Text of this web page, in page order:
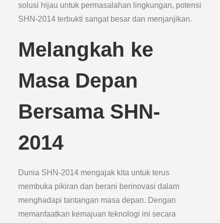
solusi hijau untuk permasalahan lingkungan, potensi
SHN-2014 terbukti sangat besar dan menjanjikan.
Melangkah ke
Masa Depan
Bersama SHN-
2014
Dunia SHN-2014 mengajak kita untuk terus
membuka pikiran dan berani berinovasi dalam
menghadapi tantangan masa depan. Dengan
memanfaatkan kemajuan teknologi ini secara